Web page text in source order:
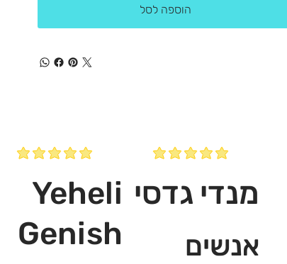
הוספה לסל
Yeheli
Genish
מנדי גדסי
אנשים